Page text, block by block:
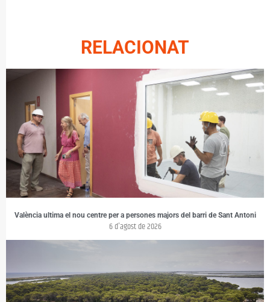
RELACIONAT
València ultima el nou centre per a persones majors del barri de Sant Antoni
6 d'agost de 2026